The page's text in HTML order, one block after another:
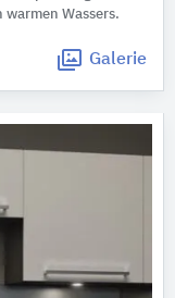
warmen Wassers.
Galerie